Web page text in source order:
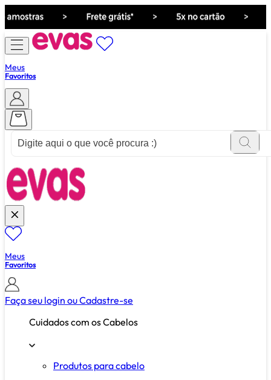
Meus
Favoritos
Meus
Favoritos
Faça seu login ouCadastre-se
Cuidados com os Cabelos
Produtos para cabelo